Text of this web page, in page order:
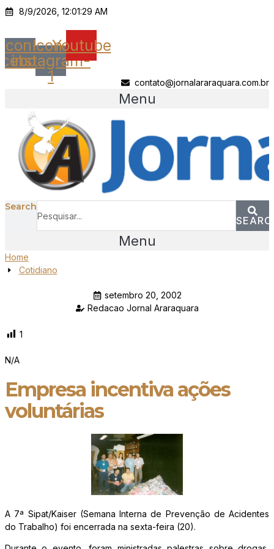
Ir
o
conteúdo
8/9/2026, 12:01:29 AM
Icon-Icon-
instagram-
1
Youtube
contato@jornalararaquara.com.br
Menu
Search
Menu
Home
Cotidiano
setembro 20, 2002
Redacao Jornal Araraquara
1
N/A
Empresa incentiva ações
voluntárias
A 7ª Sipat/Kaiser (Semana Interna de Prevenção de Acidentes
do Trabalho) foi encerrada na sexta-feira (20).